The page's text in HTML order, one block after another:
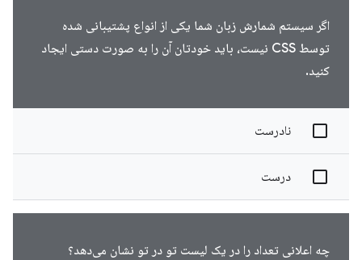
اگر سیستم شمارش زبان شما یکی از انواع پشتیبانی شده
توسط CSS نیست، باید خودتان آن را به صورت دستی ایجاد
کنید.
نادرست
درست
چه اعلانی تعداد را در یک لیست تو در تو نشان می‌دهد؟